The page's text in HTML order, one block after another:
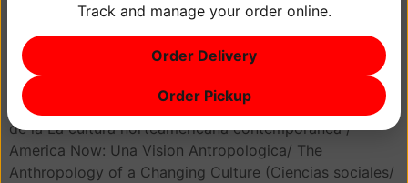
se entrelazan para formar una imagen coherente. ¿Qué
es lo que tiene la lectura que nos permite conectar con
los demás a libro pdf descargar nivel tan profundo, y
cómo podemos usar ese poder para construir
relaciones más fuertes? Una exploración convincente
de la La cultura norteamericana contemporanea /
America Now: Una Vision Antropologica/ The
Anthropology of a Changing Culture (Ciencias sociales/
Track and manage your order online.
Order Delivery
Order Pickup